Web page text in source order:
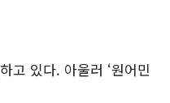
고 있다. 아울러 ‘원어민